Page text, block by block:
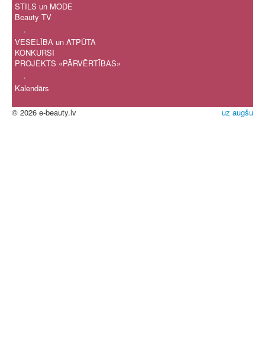
STILS un MODE
Beauty TV
.
VESELĪBA un ATPŪTA
KONKURSI
PROJEKTS «PĀRVĒRTĪBAS»
.
Kalendārs
uz augšu
© 2026 e-beauty.lv